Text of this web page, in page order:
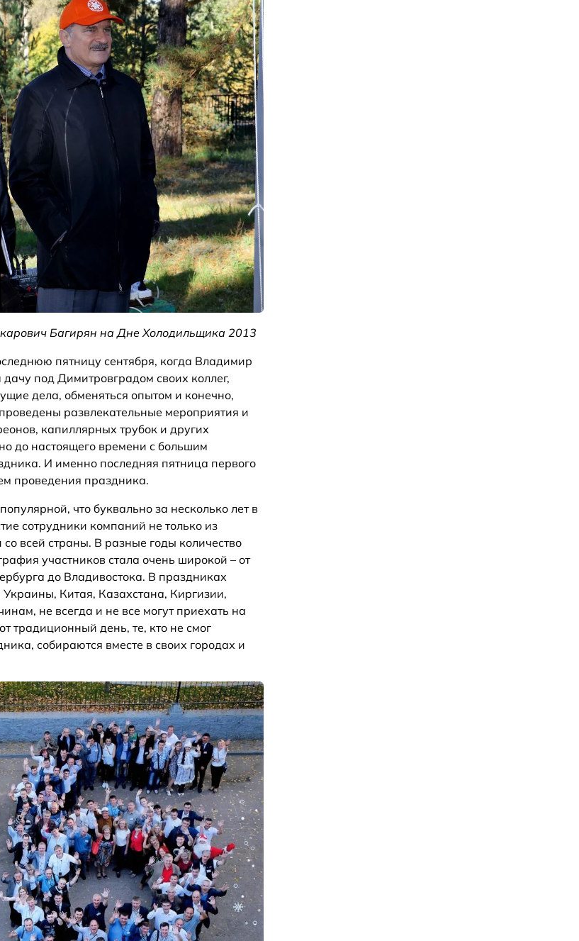
Багирян на Дне Холодильщика 2013
пятницу сентября, когда Владимир
под Димитровградом своих коллег,
дела, обменяться опытом и конечно,
развлекательные мероприятия и
капиллярных трубок и других
до настоящего времени с большим
И именно последняя пятница первого
проведения праздника.
что буквально за несколько лет в
сотрудники компаний не только из
всей страны. В разные годы количество
участников стала очень широкой – от
до Владивостока. В праздниках
Китая, Казахстана, Киргизии,
не всегда и не все могут приехать на
традиционный день, те, кто не смог
собираются вместе в своих городах и